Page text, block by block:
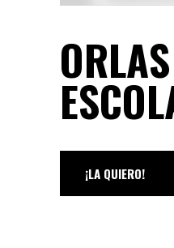
ORLAS
¡LA QUIERO!